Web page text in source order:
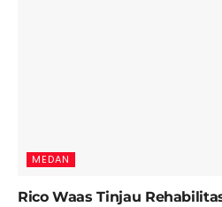
MEDAN
Rico Waas Tinjau